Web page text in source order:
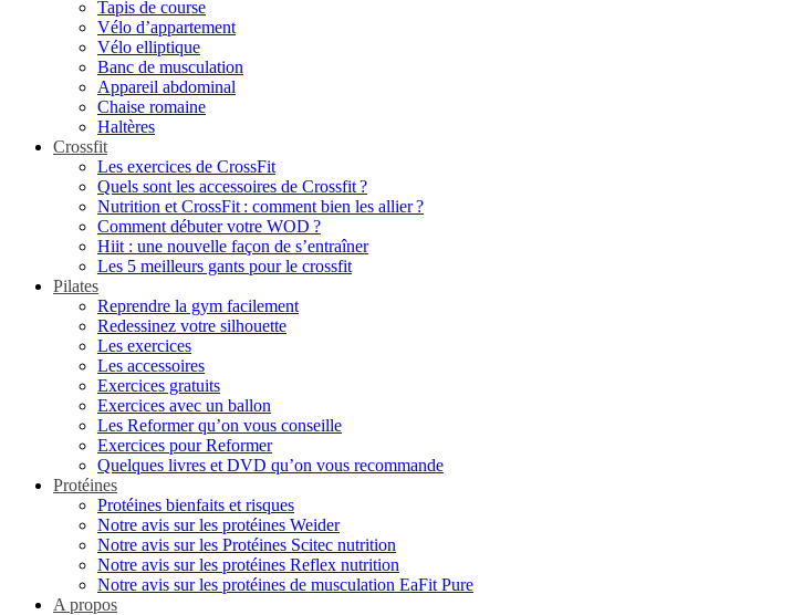
Tapis de course
Vélo d’appartement
Vélo elliptique
Banc de musculation
Appareil abdominal
Chaise romaine
Haltères
Crossfit
Les exercices de CrossFit
Quels sont les accessoires de Crossfit ?
Nutrition et CrossFit : comment bien les allier ?
Comment débuter votre WOD ?
Hiit : une nouvelle façon de s’entraîner
Les 5 meilleurs gants pour le crossfit
Pilates
Reprendre la gym facilement
Redessinez votre silhouette
Les exercices
Les accessoires
Exercices gratuits
Exercices avec un ballon
Les Reformer qu’on vous conseille
Exercices pour Reformer
Quelques livres et DVD qu’on vous recommande
Protéines
Protéines bienfaits et risques
Notre avis sur les protéines Weider
Notre avis sur les Protéines Scitec nutrition
Notre avis sur les protéines Reflex nutrition
Notre avis sur les protéines de musculation EaFit Pure
A propos